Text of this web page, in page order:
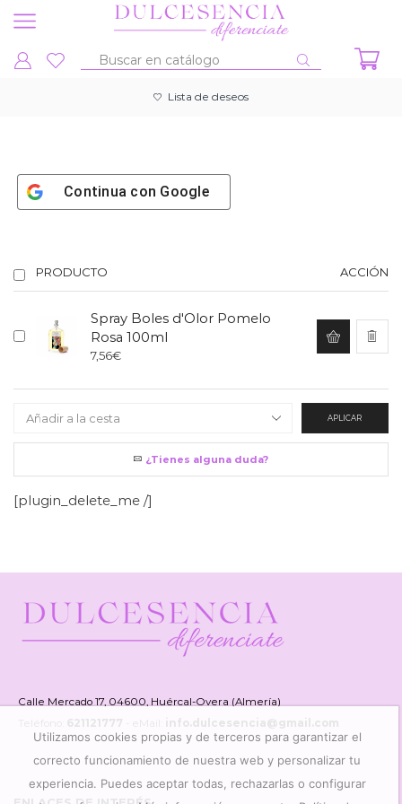
Entrada
búsqueda
Lista de deseos
Continua con Google
PRODUCTO ACCIÓN
Spray Boles d'Olor Pomelo
Rosa 100ml
7,56€
APLICAR
¿Tienes alguna duda?
[plugin_delete_me /]
Calle Mercado 17, 04600, Huércal-Overa (Almería)
Teléfono: 621121777 info.dulcesencia@gmail.com
Utilizamos cookies propias y de terceros para garantizar el
correcto funcionamiento de nuestra web y personalizar tu
experiencia. Puedes aceptar todas, rechazarlas o configurar